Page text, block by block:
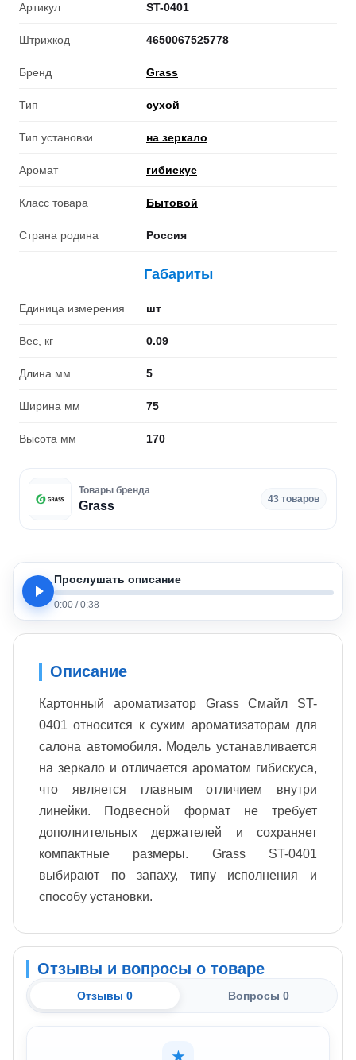
Артикул ST-0401
Штрихкод 4650067525778
Бренд Grass
Тип сухой
Тип установки на зеркало
Аромат гибискус
Класс товара Бытовой
Страна родина Россия
Габариты
Единица измерения шт
Вес, кг 0.09
Длина мм 5
Ширина мм 75
Высота мм 170
Товары бренда
Grass
43 товаров
Прослушать описание
0:00 / 0:38
Описание
Картонный ароматизатор Grass Смайл ST-
0401 относится к сухим ароматизаторам для
салона автомобиля. Модель устанавливается
на зеркало и отличается ароматом гибискуса,
что является главным отличием внутри
линейки. Подвесной формат не требует
дополнительных держателей и сохраняет
компактные размеры. Grass ST-0401
выбирают по запаху, типу исполнения и
способу установки.
Отзывы и вопросы о товаре
Отзывы 0 Вопросы 0
★